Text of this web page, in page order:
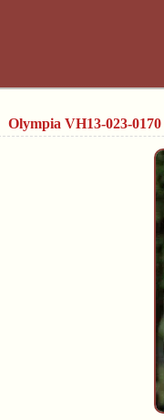
Olympia VH13-023-0170